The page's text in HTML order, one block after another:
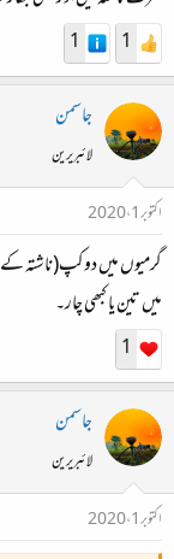
1
1
جاسمن
لائبریرین
اکتوبر 1، 2020
گرمیوں میں دو کپ(ناشتہ
میں تین یا کبھی چار۔
1
جاسمن
لائبریرین
اکتوبر 1، 2020